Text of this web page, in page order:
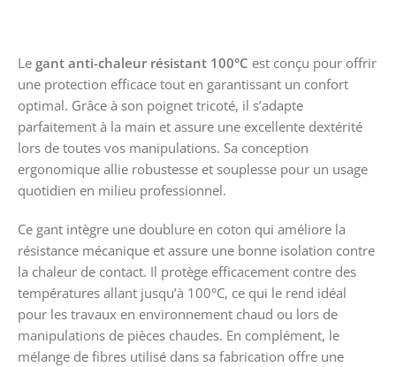
Le gant anti-chaleur résistant 100°C est conçu pour offrir
une protection efficace tout en garantissant un confort
optimal. Grâce à son poignet tricoté, il s’adapte
parfaitement à la main et assure une excellente dextérité
lors de toutes vos manipulations. Sa conception
ergonomique allie robustesse et souplesse pour un usage
quotidien en milieu professionnel.
Ce gant intègre une doublure en coton qui améliore la
résistance mécanique et assure une bonne isolation contre
la chaleur de contact. Il protège efficacement contre des
températures allant jusqu’à 100°C, ce qui le rend idéal
pour les travaux en environnement chaud ou lors de
manipulations de pièces chaudes. En complément, le
mélange de fibres utilisé dans sa fabrication offre une